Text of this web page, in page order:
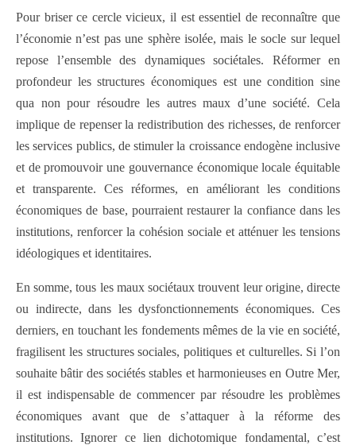
Pour briser ce cercle vicieux, il est essentiel de reconnaître que
l’économie n’est pas une sphère isolée, mais le socle sur lequel
repose l’ensemble des dynamiques sociétales. Réformer en
profondeur les structures économiques est une condition sine
qua non pour résoudre les autres maux d’une société. Cela
implique de repenser la redistribution des richesses, de renforcer
les services publics, de stimuler la croissance endogène inclusive
et de promouvoir une gouvernance économique locale équitable
et transparente. Ces réformes, en améliorant les conditions
économiques de base, pourraient restaurer la confiance dans les
institutions, renforcer la cohésion sociale et atténuer les tensions
idéologiques et identitaires.
En somme, tous les maux sociétaux trouvent leur origine, directe
ou indirecte, dans les dysfonctionnements économiques. Ces
derniers, en touchant les fondements mêmes de la vie en société,
fragilisent les structures sociales, politiques et culturelles. Si l’on
souhaite bâtir des sociétés stables et harmonieuses en Outre Mer,
il est indispensable de commencer par résoudre les problèmes
économiques avant que de s’attaquer à la réforme des
institutions. Ignorer ce lien dichotomique fondamental, c’est